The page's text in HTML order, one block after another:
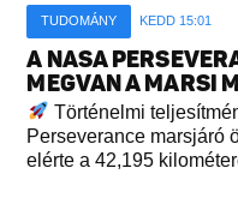
TUDOMÁNY KEDD 15:01
A NASA
MEGVAN A MARSI
Történelmi
Perseverance marsjáró
elérte a 42,195